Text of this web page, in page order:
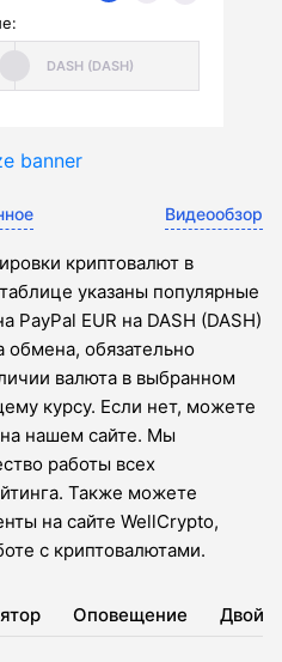
Видеообзор
криптовалют в
указаны популярные
PayPal EUR на DASH (DASH)
обмена, обязательно
валюта в выбранном
курсу. Если нет, можете
нашем сайте. Мы
работы всех
Также можете
на сайте WellCrypto,
с криптовалютами.
Оповещение